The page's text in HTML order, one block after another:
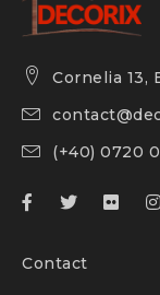
Cornelia 13,
(+40) 0720
Contact